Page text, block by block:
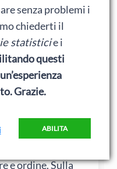
alle 00:23
le linee
i fronzoli
minimo. Per me
e
e ordine. Sulla
senza problemi i
chiederti il
statisticie i
questi
Grazie.
ABILITA